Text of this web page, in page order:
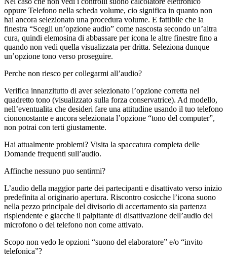
oppure Telefono nella scheda volume, cio significa in quanto non
hai ancora selezionato una procedura volume. E fattibile che la
finestra “Scegli un’opzione audio” come nascosta secondo un’altra
cura, quindi elemosina di abbassare per icona le altre finestre fino a
quando non vedi quella visualizzata per dritta. Seleziona dunque
un’opzione tono verso proseguire.
Perche non riesco per collegarmi all’audio?
Verifica innanzitutto di aver selezionato l’opzione corretta nel
quadretto tono (visualizzato sulla forza conservatrice). Ad modello,
nell’eventualita che desideri fare una attitudine usando il tuo telefono
ciononostante e ancora selezionata l’opzione “tono del computer”,
non potrai con terti giustamente.
Hai attualmente problemi? Visita la spaccatura completa delle
Domande frequenti sull’audio.
Affinche nessuno puo sentirmi?
L’audio della maggior parte dei partecipanti e disattivato verso inizio
predefinita al originario apertura. Riscontro cosicche l’icona suono
nella pezzo principale del divisorio di accertamento sia partenza
risplendente e giacche il palpitante di disattivazione dell’audio del
microfono o del telefono non come attivato.
Scopo non vedo le opzioni “suono del elaboratore” e/o “invito
telefonica”?